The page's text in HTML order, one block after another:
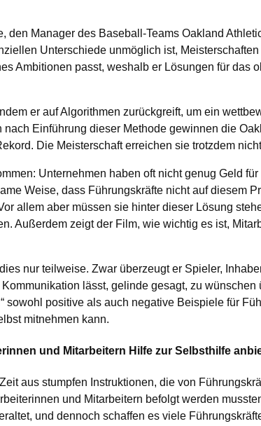
den Manager des Baseball-Teams Oakland
Unterschiede unmöglich ist,
Ambitionen passt, weshalb er Lösungen für das
er auf Algorithmen zurückgreift, um ein
Einführung dieser Methode gewinnen die
Die Meisterschaft erreichen sie trotzdem
Unternehmen haben oft nicht genug Geld für
Weise, dass Führungskräfte nicht auf diesem
allem aber müssen sie hinter dieser Lösung
Außerdem zeigt der Film, wie wichtig es ist,
nur teilweise. Zwar überzeugt er Spieler,
lässt, gelinde gesagt, zu wünschen
sowohl positive als auch negative Beispiele für
mitnehmen kann.
und Mitarbeitern Hilfe zur Selbsthilfe
aus stumpfen Instruktionen, die von
und Mitarbeitern befolgt werden
und dennoch schaffen es viele